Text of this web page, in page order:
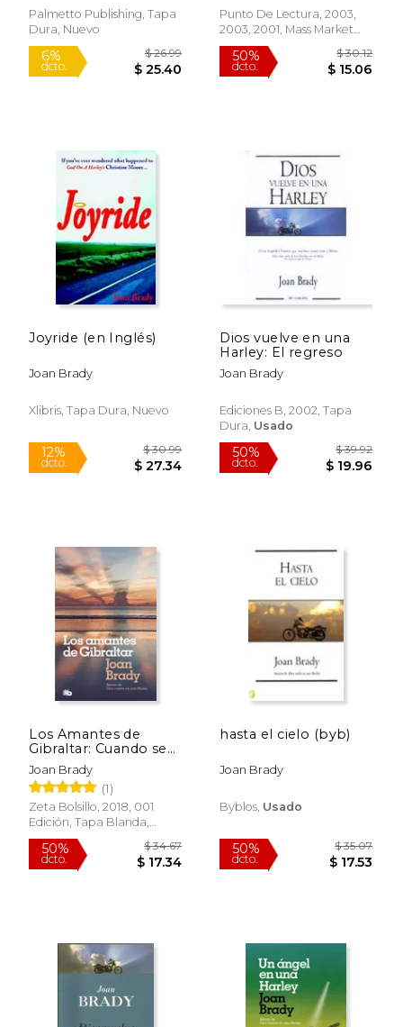
15%
dcto.
50%
dcto.
Palmetto Publishing, Tapa
Dura, Nuevo
6%
dcto. $ 25.40
Punto De Lectura, 2003,
2003, 2001, Mass Market
Paperback,
50%
dcto.
Joyride (en Inglés)
Joan Brady
Xlibris, Tapa Dura, Nuevo
Dios vuelve en una
Harley: El regreso
Joan Brady
Ediciones B, 2002, Tapa
Dura, Usado
Los Amantes de
Gibraltar: Cuando se
ama de Verdad, el
Tiempo no Existe
(Ficción)
Joan Brady
(1)
Zeta Bolsillo, 2018, 001
Edición, Tapa Blanda,
Nuevo
hasta el cielo (byb)
Joan Brady
Byblos, Usado